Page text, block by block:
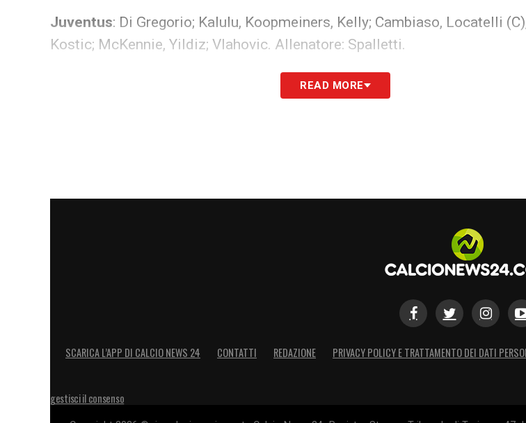
Juventus: Di Gregorio; Kalulu, Koopmeiners, Kelly; Cambiaso, Locatelli
Kostic; McKennie, Yildiz; Vlahovic. Allenatore: Spalletti.
LA PLAYLIST DELLE NOSTRE TOP NEWSREAD MORE
SCARICA L’APP DI CALCIO NEWS 24 CONTATTI REDAZIONE PRIVACY POLICY E TRATTAMENTO DEI DATI
gestisci il consenso